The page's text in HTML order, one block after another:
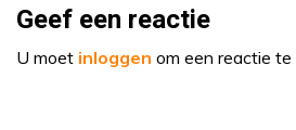
Geef een reactie
U moet inloggen om een reactie